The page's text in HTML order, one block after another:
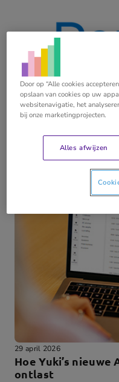
29 juni 2026
Het verborgen
BLOG
Lees meer
29 april 2026
Hoe Yuki’s
ontlast
Door op “Alle cookies
opslaan van cookies op uw
websitenavigatie, het
bij onze marketingprojecten.
Alles afwijzen